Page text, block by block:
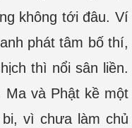
không tới đâu. Ví
phát tâm bố thí,
thì nổi sân liền.
Ma và Phật kề một
vì chưa làm chủ